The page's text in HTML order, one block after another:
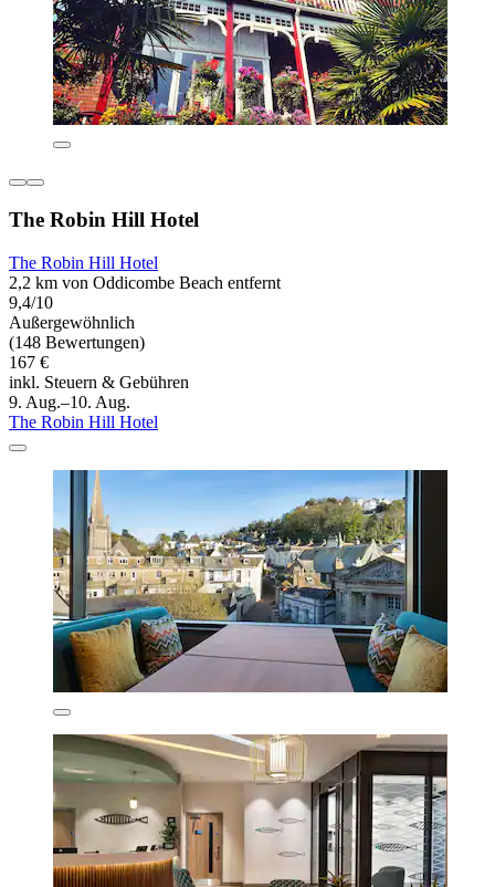
The Robin Hill Hotel
The Robin Hill Hotel
2,2 km von Oddicombe Beach entfernt
9,4/10
Außergewöhnlich
(148 Bewertungen)
167 €
inkl. Steuern & Gebühren
9. Aug.–10. Aug.
The Robin Hill Hotel